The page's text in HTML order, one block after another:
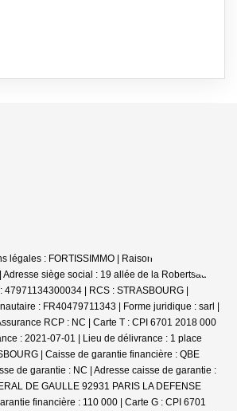
légales : FORTISSIMMO | Raison
siège social : 19 allée de la Robertsau -
47971134300034 | RCS : STRASBOURG |
: FR40479711343 | Forme juridique : sarl |
RCP : NC | Carte T : CPI 6701 2018 000
: 2021-07-01 | Lieu de délivrance : 1 place
| Caisse de garantie financière : QBE
de garantie : NC | Adresse caisse de garantie :
DE GAULLE 92931 PARIS LA DEFENSE
financière : 110 000 | Carte G : CPI 6701